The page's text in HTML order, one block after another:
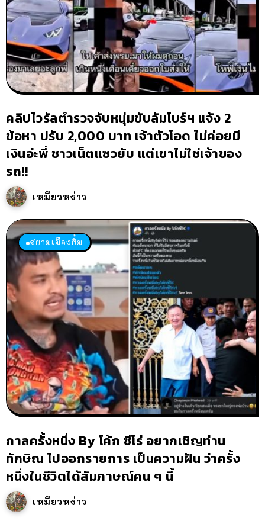
คลิปไวรัลตำรวจจับหนุ่มขับลัมโบร์ฯ แจ้ง 2
ข้อหา ปรับ 2,000 บาท เจ้าตัวโอด ไม่ค่อยมี
เงินอ่ะพี่ ชาวเน็ตแซวยับ แต่เขาไม่ใช่เจ้าของ
รถ!!
เหมียวหง่าว
สยามเมืองยิ้ม
กาลครั้งหนึ่ง By โค้ก ซีโร่ อยากเชิญท่าน
ทักษิณ ไปออกรายการ เป็นความฝัน ว่าครั้ง
หนึ่งในชีวิตได้สัมภาษณ์คน ๆ นี้
เหมียวหง่าว